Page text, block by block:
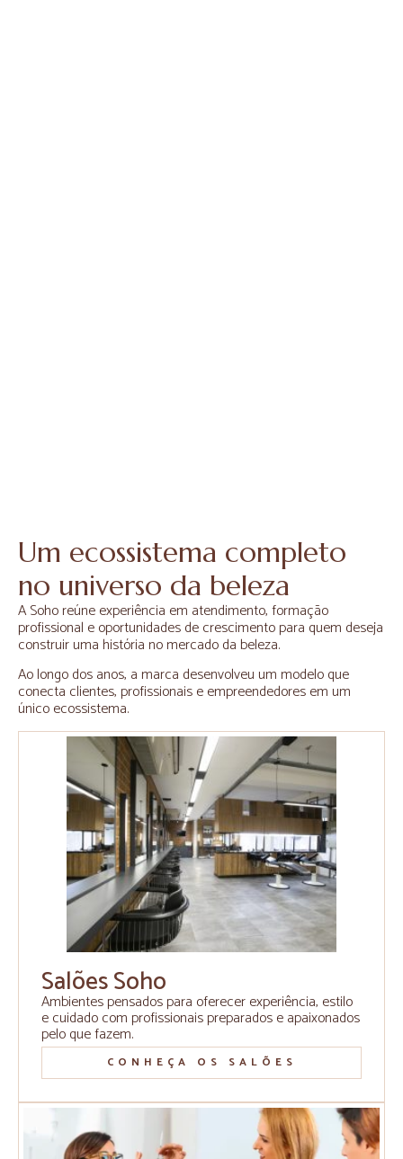
Um ecossistema completo
no universo da beleza
A Soho reúne experiência em atendimento, formação
profissional e oportunidades de crescimento para quem deseja
construir uma história no mercado da beleza.
Ao longo dos anos, a marca desenvolveu um modelo que
conecta clientes, profissionais e empreendedores em um
único ecossistema.
Salões Soho
Ambientes pensados para oferecer experiência, estilo
e cuidado com profissionais preparados e apaixonados
pelo que fazem.
CONHEÇA OS SALÕES